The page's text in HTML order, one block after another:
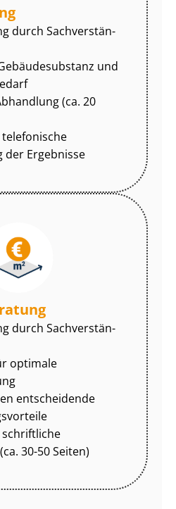
durch Sach­ver­stän­
und
(ca. 20
der Ergebnisse
durch Sach­ver­stän­
optimale
entscheidende
30-50 Seiten)